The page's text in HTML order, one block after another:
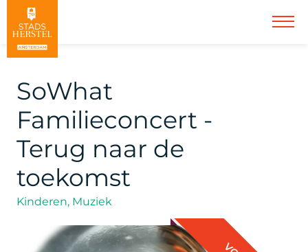
SoWhat
Familieconcert -
Terug naar de
toekomst
Kinderen, Muziek